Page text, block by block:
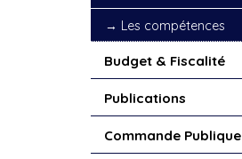
Les compétences
Budget & Fiscalité
Publications
Commande Publique